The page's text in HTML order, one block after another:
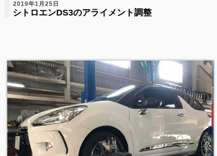
2019年1月25日
シトロエンDS3のアライメント調整